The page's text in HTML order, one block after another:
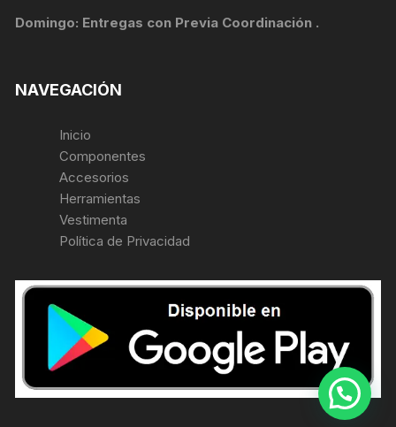
Domingo: Entregas con Previa Coordinación .
NAVEGACIÓN
Inicio
Componentes
Accesorios
Herramientas
Vestimenta
Política de Privacidad